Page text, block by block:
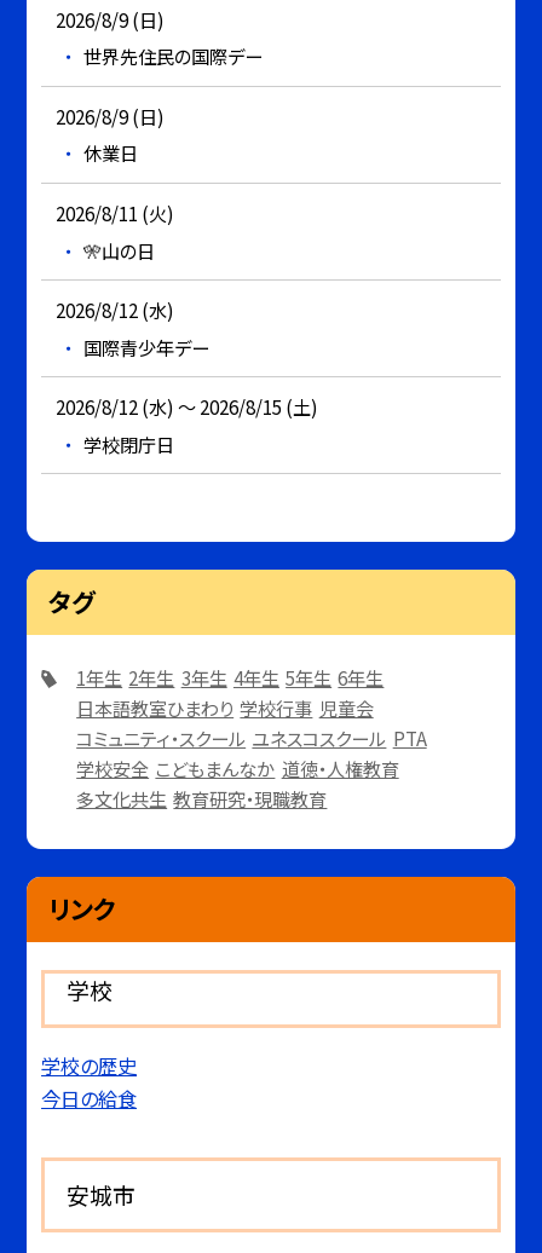
2026/8/9 (日)
世界先住民の国際デー
2026/8/9 (日)
休業日
2026/8/11 (火)
🎌山の日
2026/8/12 (水)
国際青少年デー
2026/8/12 (水) ～ 2026/8/15 (土)
学校閉庁日
タグ
1年生 2年生 3年生 4年生 5年生 6年生
日本語教室ひまわり 学校行事 児童会
コミュニティ・スクール ユネスコスクール PTA
学校安全 こどもまんなか 道徳・人権教育
多文化共生 教育研究・現職教育
リンク
学校
学校の歴史
今日の給食
安城市